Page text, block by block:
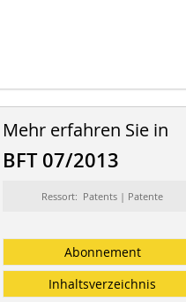
Mehr erfahren Sie in
BFT 07/2013
Ressort: Patents | Patente
Abonnement
Inhaltsverzeichnis